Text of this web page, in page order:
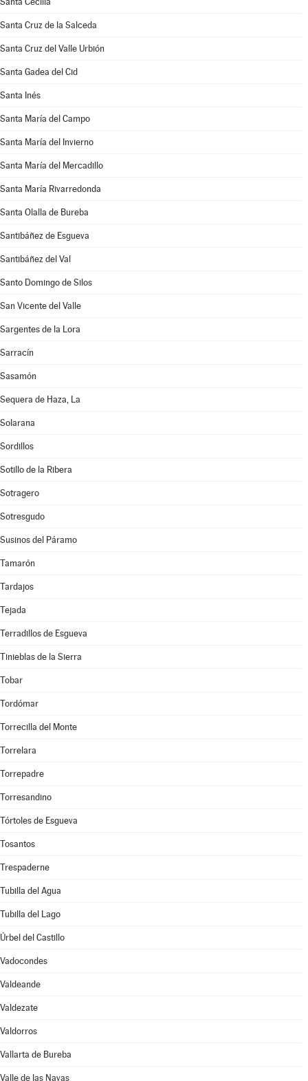
Santa Cruz de la Salceda
Santa Cruz del Valle Urbión
Santa Gadea del Cid
Santa Inés
Santa María del Campo
Santa María del Invierno
Santa María del Mercadillo
Santa María Rivarredonda
Santa Olalla de Bureba
Santibáñez de Esgueva
Santibáñez del Val
Santo Domingo de Silos
San Vicente del Valle
Sargentes de la Lora
Sarracín
Sasamón
Sequera de Haza, La
Solarana
Sordillos
Sotillo de la Ribera
Sotragero
Sotresgudo
Susinos del Páramo
Tamarón
Tardajos
Tejada
Terradillos de Esgueva
Tinieblas de la Sierra
Tobar
Tordómar
Torrecilla del Monte
Torrelara
Torrepadre
Torresandino
Tórtoles de Esgueva
Tosantos
Trespaderne
Tubilla del Agua
Tubilla del Lago
Úrbel del Castillo
Vadocondes
Valdeande
Valdezate
Valdorros
Vallarta de Bureba
Valle de las Navas